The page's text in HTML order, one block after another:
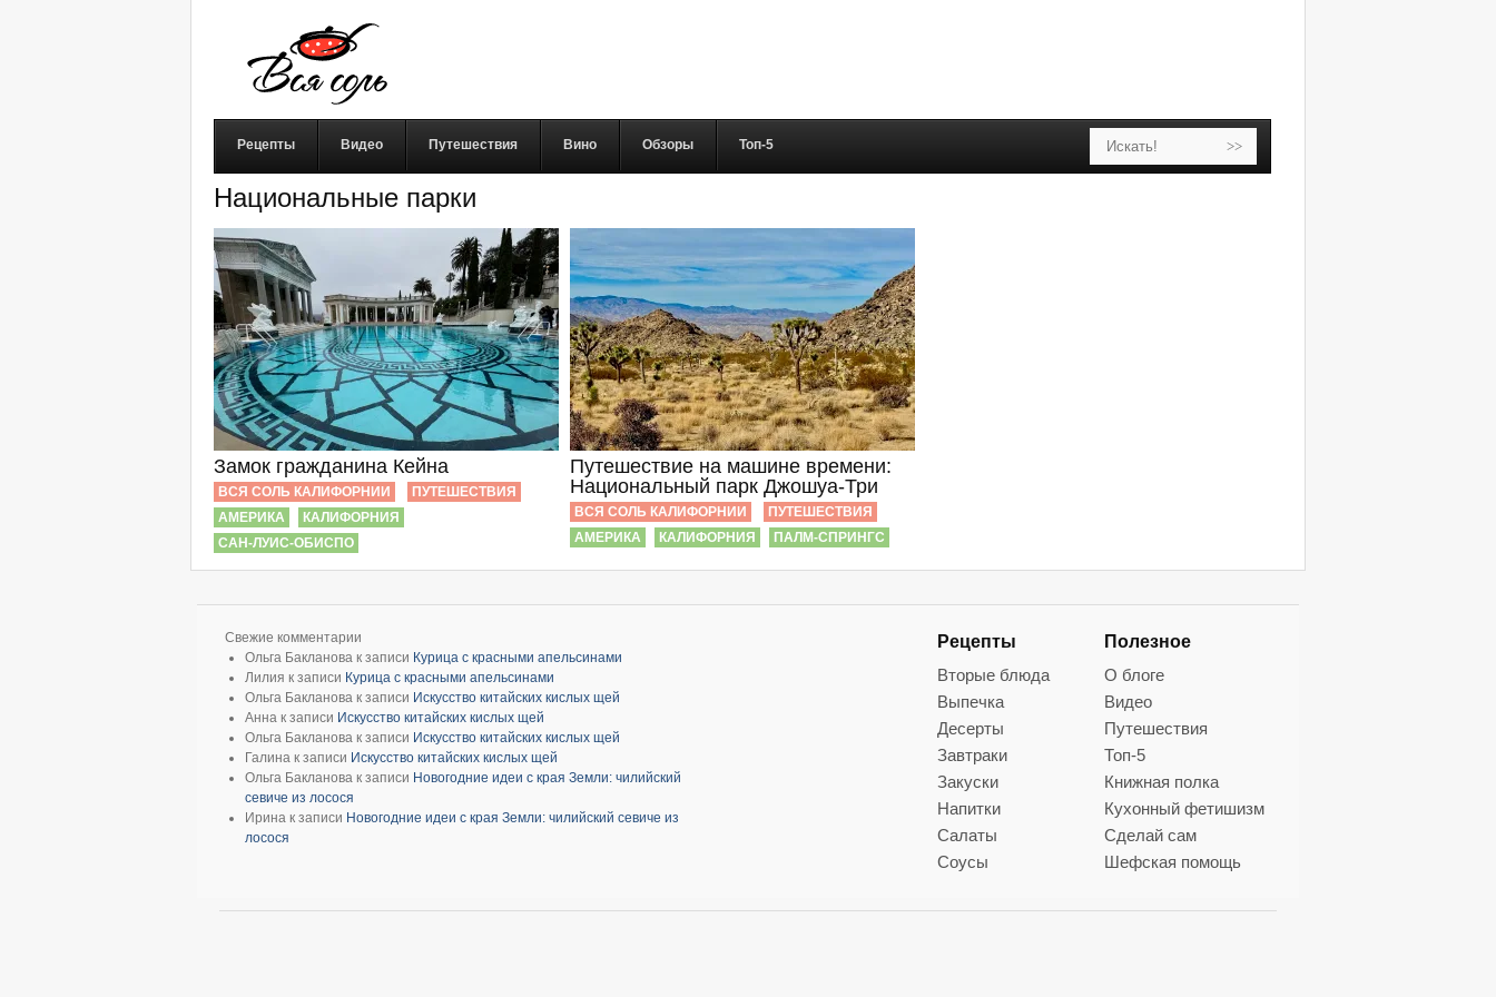
Рецепты Видео Путешествия Вино Обзоры Топ-5
Национальные парки
Замок гражданина Кейна
ВСЯ СОЛЬ КАЛИФОРНИИ
ПУТЕШЕСТВИЯ
АМЕРИКА
КАЛИФОРНИЯ
САН-ЛУИС-ОБИСПО
Путешествие на машине времени:
Национальный парк Джошуа-Три
ВСЯ СОЛЬ КАЛИФОРНИИ
ПУТЕШЕСТВИЯ
АМЕРИКА
КАЛИФОРНИЯ ПАЛМ-СПРИНГС
Свежие комментарии
Ольга Бакланова к записи Курица с красными апельсинами
Лилия к записи Курица с красными апельсинами
Ольга Бакланова к записи Искусство китайских кислых щей
Анна к записи Искусство китайских кислых щей
Ольга Бакланова к записи Искусство китайских кислых щей
Галина к записи Искусство китайских кислых щей
Ольга Бакланова к записи Новогодние идеи с края Земли: чилийский
севиче из лосося
Ирина к записи Новогодние идеи с края Земли: чилийский севиче из
лосося
Рецепты
Вторые блюда
Выпечка
Десерты
Завтраки
Закуски
Напитки
Салаты
Соусы
Полезное
О блоге
Видео
Путешествия
Топ-5
Книжная полка
Кухонный фетишизм
Сделай сам
Шефская помощь